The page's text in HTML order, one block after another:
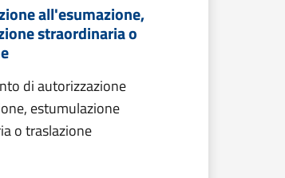
all'esumazione,
straordinaria o
di autorizzazione
estumulazione
o traslazione